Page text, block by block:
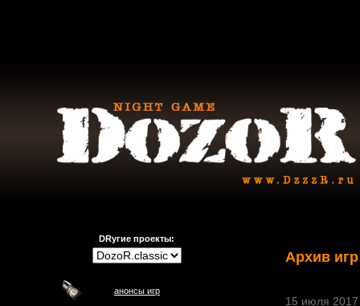
DRугие проекты:
анонсы игр
Архив игр
15 июля 2017